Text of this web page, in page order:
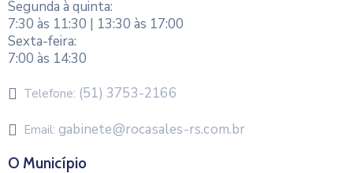
Segunda à quinta:
7:30 às 11:30 | 13:30 às 17:00
Sexta-feira:
7:00 às 14:30
Telefone: (51) 3753-2166
Email: gabinete@rocasales-rs.com.br
O Município